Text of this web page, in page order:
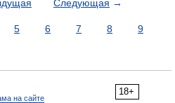
Следующая →
5 6 7 8
9
18+
на сайте